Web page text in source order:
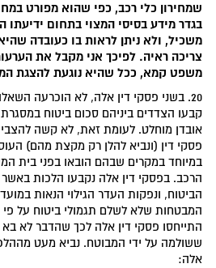
שמחירון כלי רכב, כפי שהוא מפורט
בגדר מידע בסיסי המצוי בתחום
משכיל, ולא ניתן לראות בו כעובדה
צריכה ראיה. לפיכך אני מקבל את
משפט קמא, ככל שהיא נוגעת להצגת
20. בשני פסקי דין אלה, לא הוכרעה
קבעו הצדדים ביניהם סכום ביטוח
אובדן מוחלט. לעומת זאת, לא קשה
פסקי דין (ונביא להלן רק מקצת מהם)
במיוחד במקרים שבהם הובאו בפני בית
הרכב. בפסקי דין אלה נקבעו הלכות באשר
הביטוח, ונפקות העדר הגילוי הנאות
המבטחות שלא לשלם תגמולי ביטוח על פי
התייחסו פסקי דין אלה לכך שהדבר לא
ששולמה על ידי המבוטח. נביא מעט
אלה: